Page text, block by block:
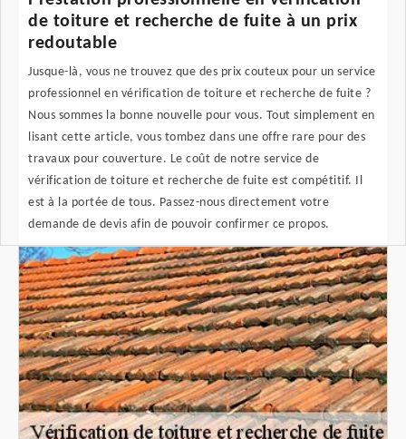
de toiture et recherche de fuite à un prix
redoutable
Jusque-là, vous ne trouvez que des prix couteux pour un service
professionnel en vérification de toiture et recherche de fuite ?
Nous sommes la bonne nouvelle pour vous. Tout simplement en
lisant cette article, vous tombez dans une offre rare pour des
travaux pour couverture. Le coût de notre service de
vérification de toiture et recherche de fuite est compétitif. Il
est à la portée de tous. Passez-nous directement votre
demande de devis afin de pouvoir confirmer ce propos.